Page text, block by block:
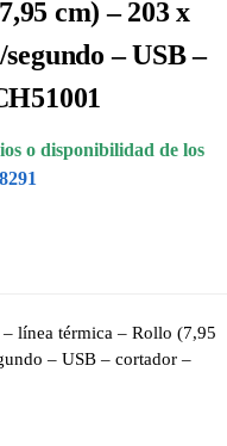
cm) – 203 x
– USB –
o disponibilidad de los
línea térmica – Rollo (7,95
– USB – cortador –